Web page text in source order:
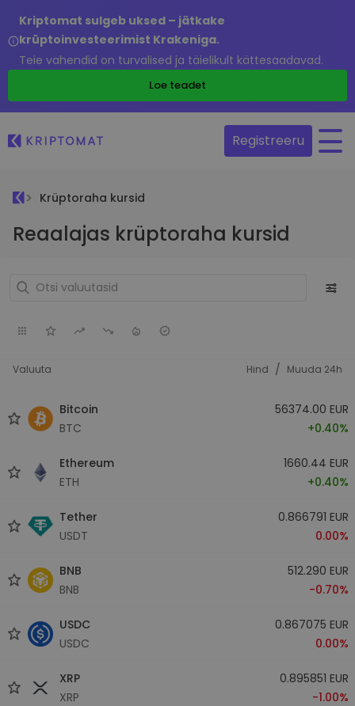
Kriptomat sulgeb uksed – jätkake
krüptoinvesteerimist Krakeniga.
Teie vahendid on turvalised ja täielikult kättesaadavad.
Loe teadet
Registreeru
Krüptoraha kursid
Reaalajas krüptoraha kursid
Valuuta Hind / Muuda 24h
Bitcoin
BTC
56374.00 EUR
+0.40%
Ethereum
ETH
1660.44 EUR
+0.40%
Tether
USDT
0.866791 EUR
0.00%
BNB
BNB
512.290 EUR
-0.70%
USDC
USDC
0.867075 EUR
0.00%
XRP
XRP
0.895851 EUR
-1.00%